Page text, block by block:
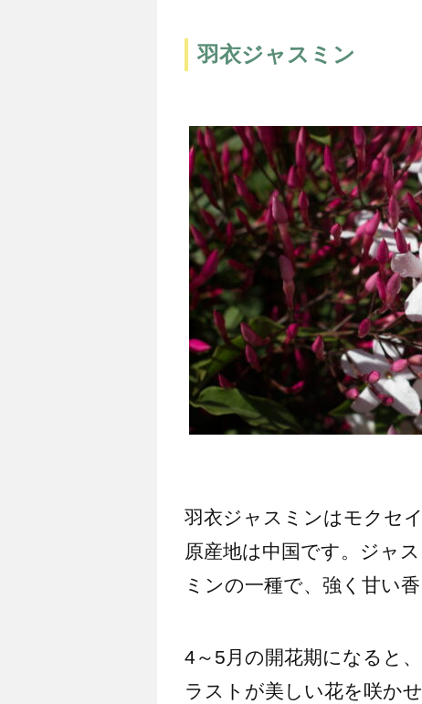
羽衣ジャスミン
羽衣ジャスミンはモクセ
原産地は中国です。ジャ
ミンの一種で、強く甘い
4～5月の開花期になると
ラストが美しい花を咲かせ